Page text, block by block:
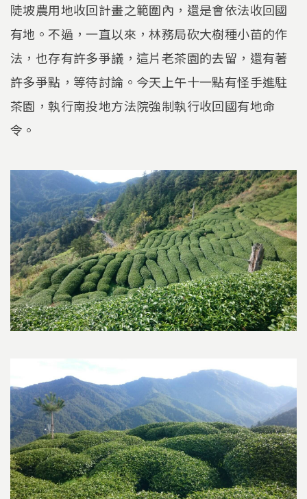
陡坡農用地收回計畫之範圍內，還是會依法收回國
有地。不過，一直以來，林務局砍大樹種小苗的作
法，也存有許多爭議，這片老茶園的去留，還有著
許多爭點，等待討論。今天上午十一點有怪手進駐
茶園，執行南投地方法院強制執行收回國有地命
令。